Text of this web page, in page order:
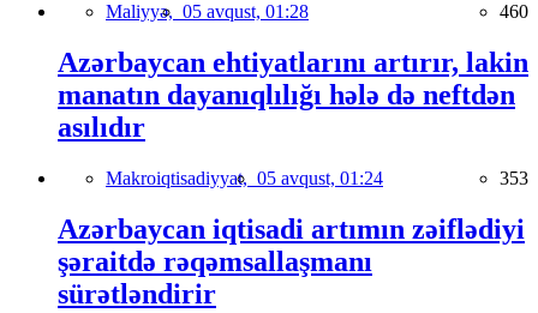
Maliyyə, 05 avqust, 01:28 460
Azərbaycan ehtiyatlarını artırır, lakin
manatın dayanıqlılığı hələ də neftdən
asılıdır
Makroiqtisadiyyat, 05 avqust, 01:24 353
Azərbaycan iqtisadi artımın zəiflədiyi
şəraitdə rəqəmsallaşmanı
sürətləndirir